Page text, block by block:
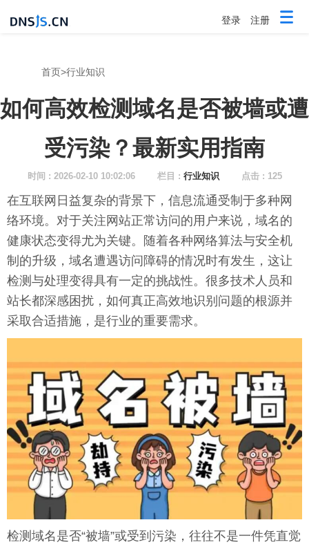
登录 注册
首页 >行业知识
如何高效检测域名是否被墙或遭
受污染？最新实用指南
时间 : 2026-02-10 10:02:06 栏目 : 行业知识 点击 : 125
在互联网日益复杂的背景下，信息流通受制于多种网
络环境。对于关注网站正常访问的用户来说，域名的
健康状态变得尤为关键。随着各种网络算法与安全机
制的升级，域名遭遇访问障碍的情况时有发生，这让
检测与处理变得具有一定的挑战性。很多技术人员和
站长都深感困扰，如何真正高效地识别问题的根源并
采取合适措施，是行业的重要需求。
检测域名是否“被墙”或受到污染，往往不是一件凭直觉